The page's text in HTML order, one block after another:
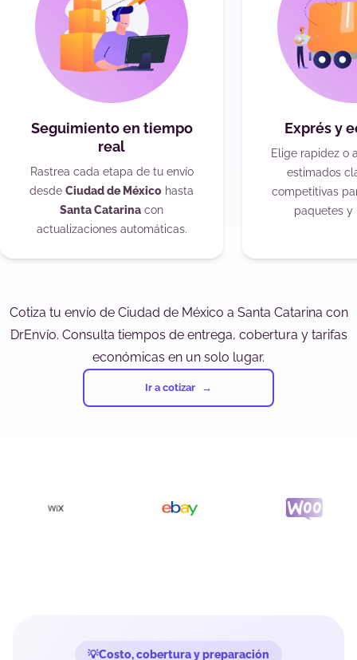
Seguimiento en tiempo
real
Rastrea cada etapa de tu envío
desde Ciudad de México hasta
Santa Catarina con
actualizaciones automáticas.
Exprés y
Elige rapidez o
estimados
competitivas
paquetes y
Cotiza tu envío de Ciudad de México a Santa Catarina con
DrEnvío. Consulta tiempos de entrega, cobertura y tarifas
económicas en un solo lugar.
Ir a cotizar
Costo, cobertura y preparación